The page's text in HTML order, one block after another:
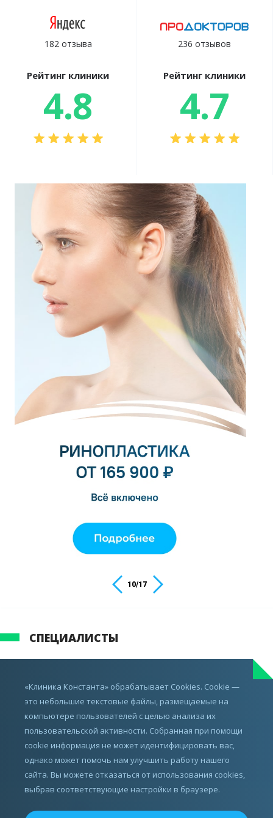
182 отзыва
Рейтинг клиники
4.8
236 отзывов
Рейтинг клиники
4.7
10/17
СПЕЦИАЛИСТЫ
ИМЕЮТСЯ ПРОТИВОПОКАЗАНИЯ,
ПРОКОНСУЛЬТИРУЙТЕСЬ С ВРАЧОМ
Все права защищены.
«Клиника Константа» обрабатывает Cookies. Cookie —
это небольшие текстовые файлы, размещаемые на
компьютере пользователей с целью анализа их
пользовательской активности. Собранная при помощи
cookie информация не может идентифицировать вас,
однако может помочь нам улучшить работу нашего
сайта. Вы можете отказаться от использования cookies,
выбрав соответствующие настройки в браузере.